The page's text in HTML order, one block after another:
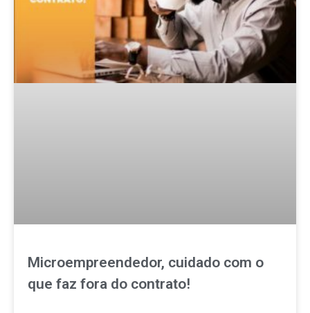
Microempreendedor, cuidado com o
que faz fora do contrato!